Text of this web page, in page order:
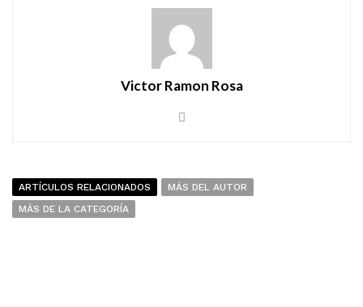
Victor Ramon Rosa
ARTÍCULOS RELACIONADOS
MÁS DEL AUTOR
MÁS DE LA CATEGORÍA